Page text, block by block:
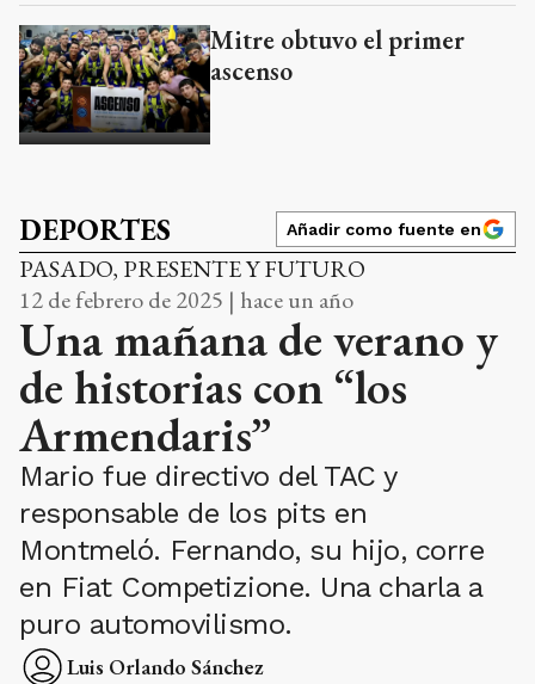
Mitre obtuvo el primer
ascenso
DEPORTES Añadir como fuente en
PASADO, PRESENTE Y FUTURO
12 de febrero de 2025 | hace un año
Una mañana de verano y
de historias con “los
Armendaris”
Mario fue directivo del TAC y
responsable de los pits en
Montmeló. Fernando, su hijo, corre
en Fiat Competizione. Una charla a
puro automovilismo.
Luis Orlando Sánchez